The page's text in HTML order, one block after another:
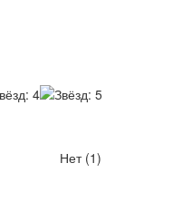
Нет (1)